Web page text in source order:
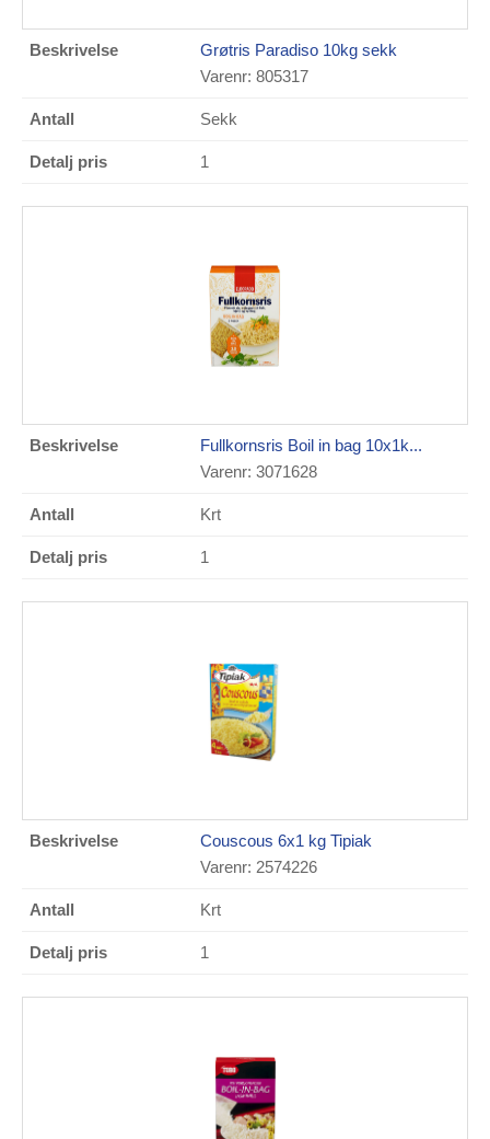
Grøtris Paradiso 10kg sekk
Varenr: 805317
Sekk
1
Fullkornsris Boil in bag 10x1k...
Varenr: 3071628
Krt
1
Couscous 6x1 kg Tipiak
Varenr: 2574226
Krt
1